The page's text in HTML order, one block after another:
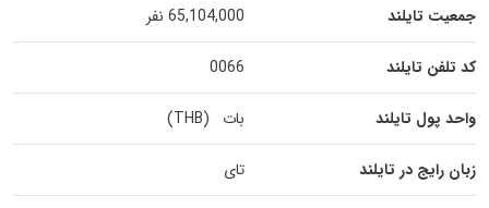
جمعیت تایلند 65,104,000 نفر
کد تلفن تایلند 0066
واحد پول تایلند بات (THB)
زبان رایج در تایلند تای